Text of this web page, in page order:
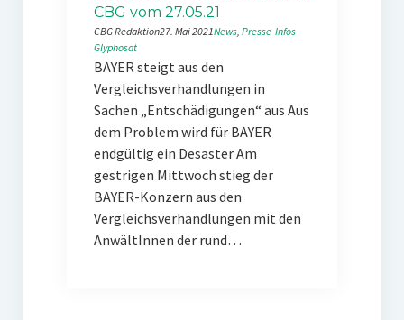
CBG vom 27.05.21
CBG Redaktion27. Mai 2021News, Presse-Infos
Glyphosat
BAYER steigt aus den
Vergleichsverhandlungen in
Sachen „Entschädigungen“ aus Aus
dem Problem wird für BAYER
endgültig ein Desaster Am
gestrigen Mittwoch stieg der
BAYER-Konzern aus den
Vergleichsverhandlungen mit den
AnwältInnen der rund…